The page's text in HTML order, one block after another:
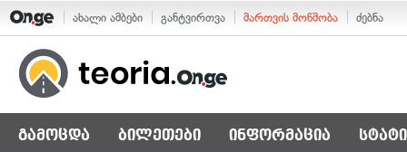
ახალი ამბები განტვირთვა მართვის მოწმობა ძებნა
გამოცდა ბილეთები ინფორმაცია